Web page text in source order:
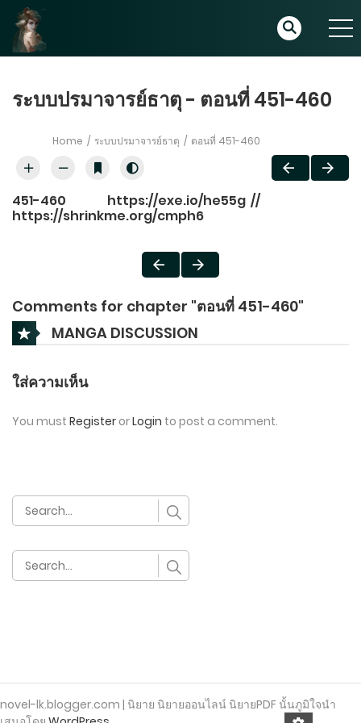
ระบบปรมาจารย์ธาตุ - ตอนที่ 451-460
Home ระบบปรมาจารย์ธาตุ ตอนที่ 451-460
451-460 https://exe.io/he55g //
https://shrinkme.org/cmph6
Comments for chapter "ตอนที่ 451-460"
MANGA DISCUSSION
ใส่ความเห็น
You must Register orLogin to post a comment.
novel-lk.blogger.com | นิยาย นิยายออนไลน์ นิยายPDF นั้นภูมิใจนำ